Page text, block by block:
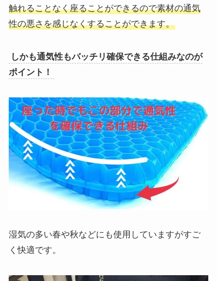
触れることなく座ることができるので素材の通気
性の悪さを感じなくすることができます。
しかも通気性もバッチリ確保できる仕組みなのが
ポイント！
湿気の多い春や秋などにも使用していますがすご
く快適です。